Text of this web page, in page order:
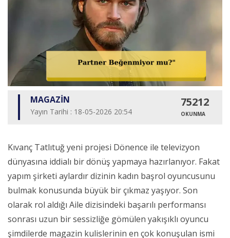
MAGAZİN
Yayın Tarihi : 18-05-2026 20:54
75212
OKUNMA
Kıvanç Tatlıtuğ yeni projesi Dönence ile televizyon
dünyasına iddialı bir dönüş yapmaya hazırlanıyor. Fakat
yapım şirketi aylardır dizinin kadın başrol oyuncusunu
bulmak konusunda büyük bir çıkmaz yaşıyor. Son
olarak rol aldığı Aile dizisindeki başarılı performansı
sonrası uzun bir sessizliğe gömülen yakışıklı oyuncu
şimdilerde magazin kulislerinin en çok konuşulan ismi